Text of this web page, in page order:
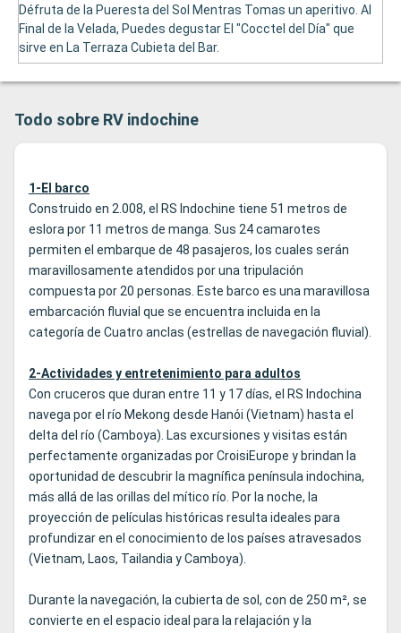
Défruta de la Pueresta del Sol Mentras Tomas un aperitivo. Al
Final de la Velada, Puedes degustar El "Cocctel del Día" que
sirve en La Terraza Cubieta del Bar.
Todo sobre RV indochine
1-El barco
Construido en 2.008, el RS Indochine tiene 51 metros de
eslora por 11 metros de manga. Sus 24 camarotes
permiten el embarque de 48 pasajeros, los cuales serán
maravillosamente atendidos por una tripulación
compuesta por 20 personas. Este barco es una maravillosa
embarcación fluvial que se encuentra incluida en la
categoría de Cuatro anclas (estrellas de navegación fluvial).
2-Actividades y entretenimiento para adultos
Con cruceros que duran entre 11 y 17 días, el RS Indochina
navega por el río Mekong desde Hanói (Vietnam) hasta el
delta del río (Camboya). Las excursiones y visitas están
perfectamente organizadas por CroisiEurope y brindan la
oportunidad de descubrir la magnífica península indochina,
más allá de las orillas del mítico río. Por la noche, la
proyección de películas históricas resulta ideales para
profundizar en el conocimiento de los países atravesados
(Vietnam, Laos, Tailandia y Camboya).
Durante la navegación, la cubierta de sol, con de 250 m², se
convierte en el espacio ideal para la relajación y la